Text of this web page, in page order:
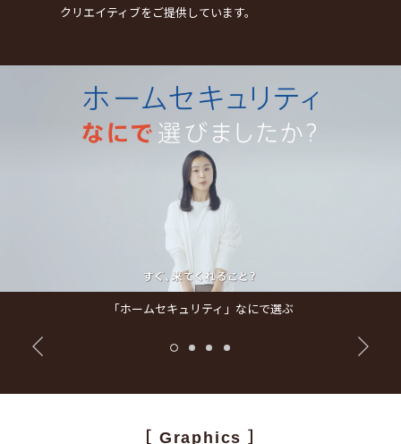
クリエイティブをご提供しています。
「ホームセキュリティ」なにで選ぶ
［ Graphics ］